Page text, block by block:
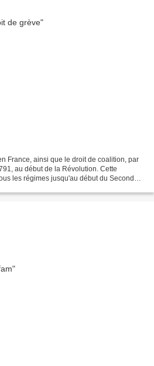
France, ainsi que le droit de coalition, par
au début de la Révolution. Cette
les régimes jusqu'au début du Second